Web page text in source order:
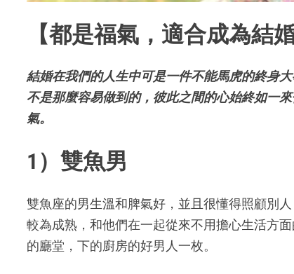
【都是福氣，適合成為結
結婚在我們的人生中可是一件不能馬虎的終身
不是那麼容易做到的，彼此之間的心始終如一
氣。
1）雙魚男
雙魚座的男生溫和脾氣好，並且很懂得照顧別
較為成熟，和他們在一起從來不用擔心生活方
的廳堂，下的廚房的好男人一枚。